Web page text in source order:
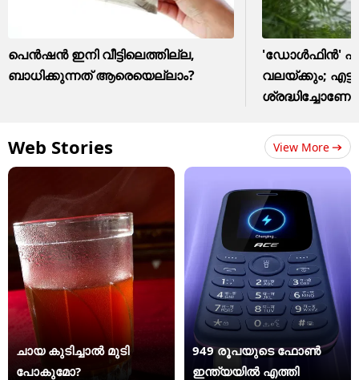
പെൻഷൻ ഇനി വീട്ടിലെത്തില്ല,
ബാധിക്കുന്നത് ആരെയെല്ലാം?
'ഡോൾഫിൻ'
വലയ്ക്കും; എട്ട്
ശ്രദ്ധിച്ചോണേ
Web Stories View More
ചായ കുടിച്ചാൽ മുടി
പോകുമോ?
949 രൂപയുടെ ഫോൺ
ഇന്ത്യയിൽ എത്തി